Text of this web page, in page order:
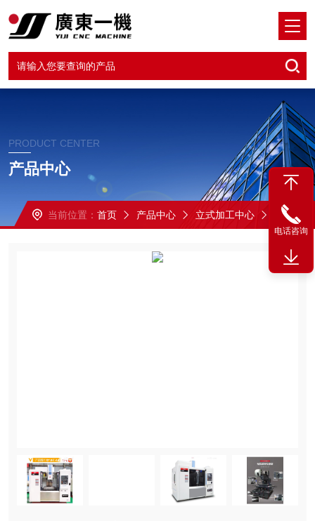
PRODUCT CENTER
产品中心
当前位置： 首页 产品中心 立式加工中心 VMC-860三线立加
电话咨询